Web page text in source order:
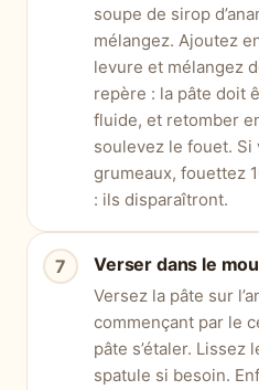
soupe de sirop
mélangez. Ajoutez
levure et mélangez
repère : la pâte doit
fluide, et retomber
soulevez le fouet.
grumeaux, fouettez
: ils disparaîtront.
Verser dans le
Versez la pâte sur
commençant par le
pâte s’étaler. Lissez
spatule si besoin.